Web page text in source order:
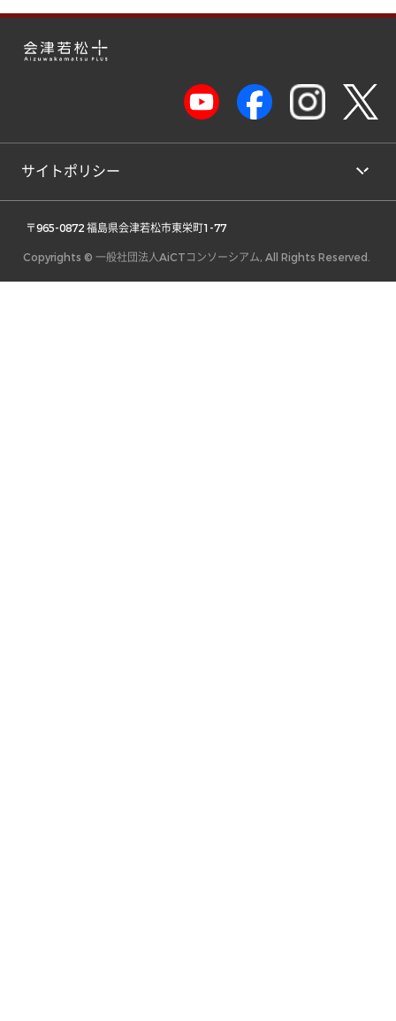
サイトポリシー
〒965-0872 福島県会津若松市東栄町1-77
Copyrights © 一般社団法人AiCTコンソーシアム, All Rights Reserved.